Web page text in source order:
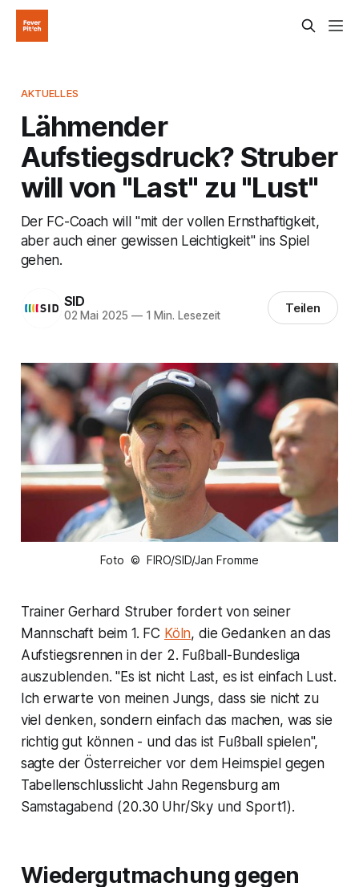
AKTUELLES
Lähmender
Aufstiegsdruck? Struber
will von "Last" zu "Lust"
Der FC-Coach will "mit der vollen Ernsthaftigkeit,
aber auch einer gewissen Leichtigkeit" ins Spiel
gehen.
SID
02 Mai 2025 —1 Min. Lesezeit Teilen
Foto © FIRO/SID/Jan Fromme
Trainer Gerhard Struber fordert von seiner
Mannschaft beim 1. FC Köln, die Gedanken an das
Aufstiegsrennen in der 2. Fußball-Bundesliga
auszublenden. "Es ist nicht Last, es ist einfach Lust.
Ich erwarte von meinen Jungs, dass sie nicht zu
viel denken, sondern einfach das machen, was sie
richtig gut können - und das ist Fußball spielen",
sagte der Österreicher vor dem Heimspiel gegen
Tabellenschlusslicht Jahn Regensburg am
Samstagabend (20.30 Uhr/Sky und Sport1).
Wiedergutmachung gegen